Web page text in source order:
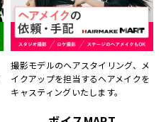
撮影モデルのヘアスタイリング、メ
イクアップを担当するヘアメイクを
キャスティングいたします。